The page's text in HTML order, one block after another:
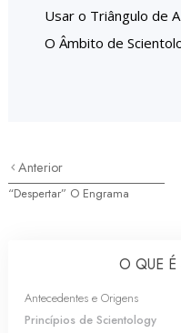
Usar o Triângulo de
O Âmbito de
Anterior
“Despertar” O Engrama
O QUE
Antecedentes e Origens
Princípios de Scientology